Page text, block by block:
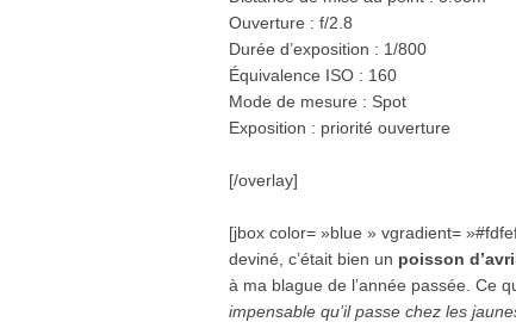
Ouverture : f/2.8
Durée d’exposition : 1/800
Équivalence ISO : 160
Mode de mesure : Spot
Exposition : priorité ouverture
[/overlay]
[jbox color= »blue » vgradient=
deviné, c’était bien un poisson
à ma blague de l’année passée. Ce
impensable qu’il passe chez les